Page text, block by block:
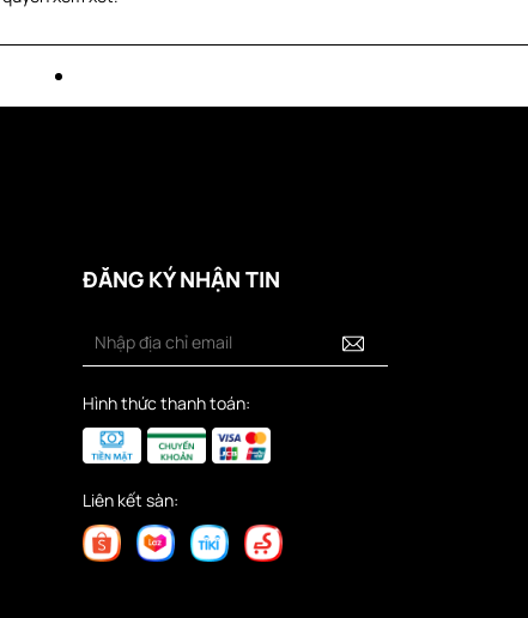
ĐĂNG KÝ NHẬN TIN
Hình thức thanh toán:
Liên kết sàn: